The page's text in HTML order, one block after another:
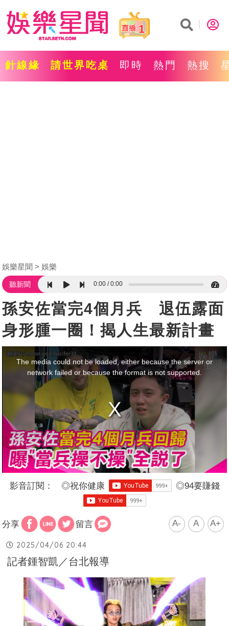
1
針線緣 請世界吃桌 即時 熱門 熱搜
娛樂星聞 娛樂
聽新聞 0:00 0:00
孫安佐當完4個月兵 退伍露面
身形腫一圈！揭人生最新計畫
The media could not be loaded, either because the server or
network failed or because the format is not supported.
影音訂閱： ◎祝你健康 ◎94要賺錢
分享 留言 A- A A+
2025/04/06 20:44
記者鍾智凱／台北報導